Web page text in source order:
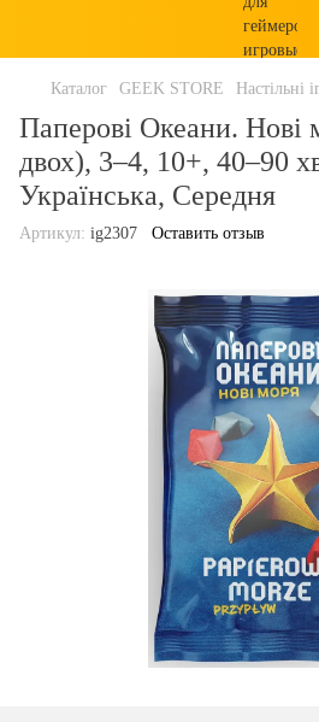
Каталог GEEK STORE Настільні
Паперові Океани. Нові
двох), 3–4, 10+, 40–90
Українська, Середня
Артикул: ig2307 Оставить отзыв